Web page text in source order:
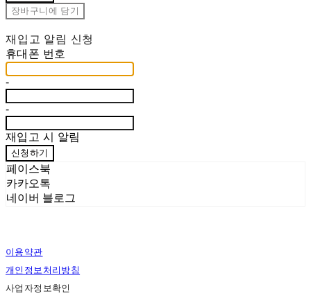
장바구니에 담기
재입고 알림 신청
휴대폰 번호
-
-
재입고 시 알림
신청하기
페이스북
카카오톡
네이버 블로그
이용약관
개인정보처리방침
사업자정보확인